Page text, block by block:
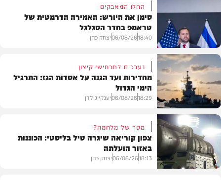
בעולם
החלו המאבקים
סימן את היורש: האמירה הדרמטית של
טראמפ בחדר הסגלגל
18:40
06/08/26יצחק כהן
צבא וביטחון
נערכים לתרחישי קיצון
מחדירות ועד הגנה על אסדות הגז: התרגיל
הימי הגדול
18:29
06/08/26יענקי גולדן
מסר של מלחמה?
צפון קוריאה שיגרה טיל בליסטי: הכוננות
באזור הועלתה
18:13
06/08/26יצחק כהן